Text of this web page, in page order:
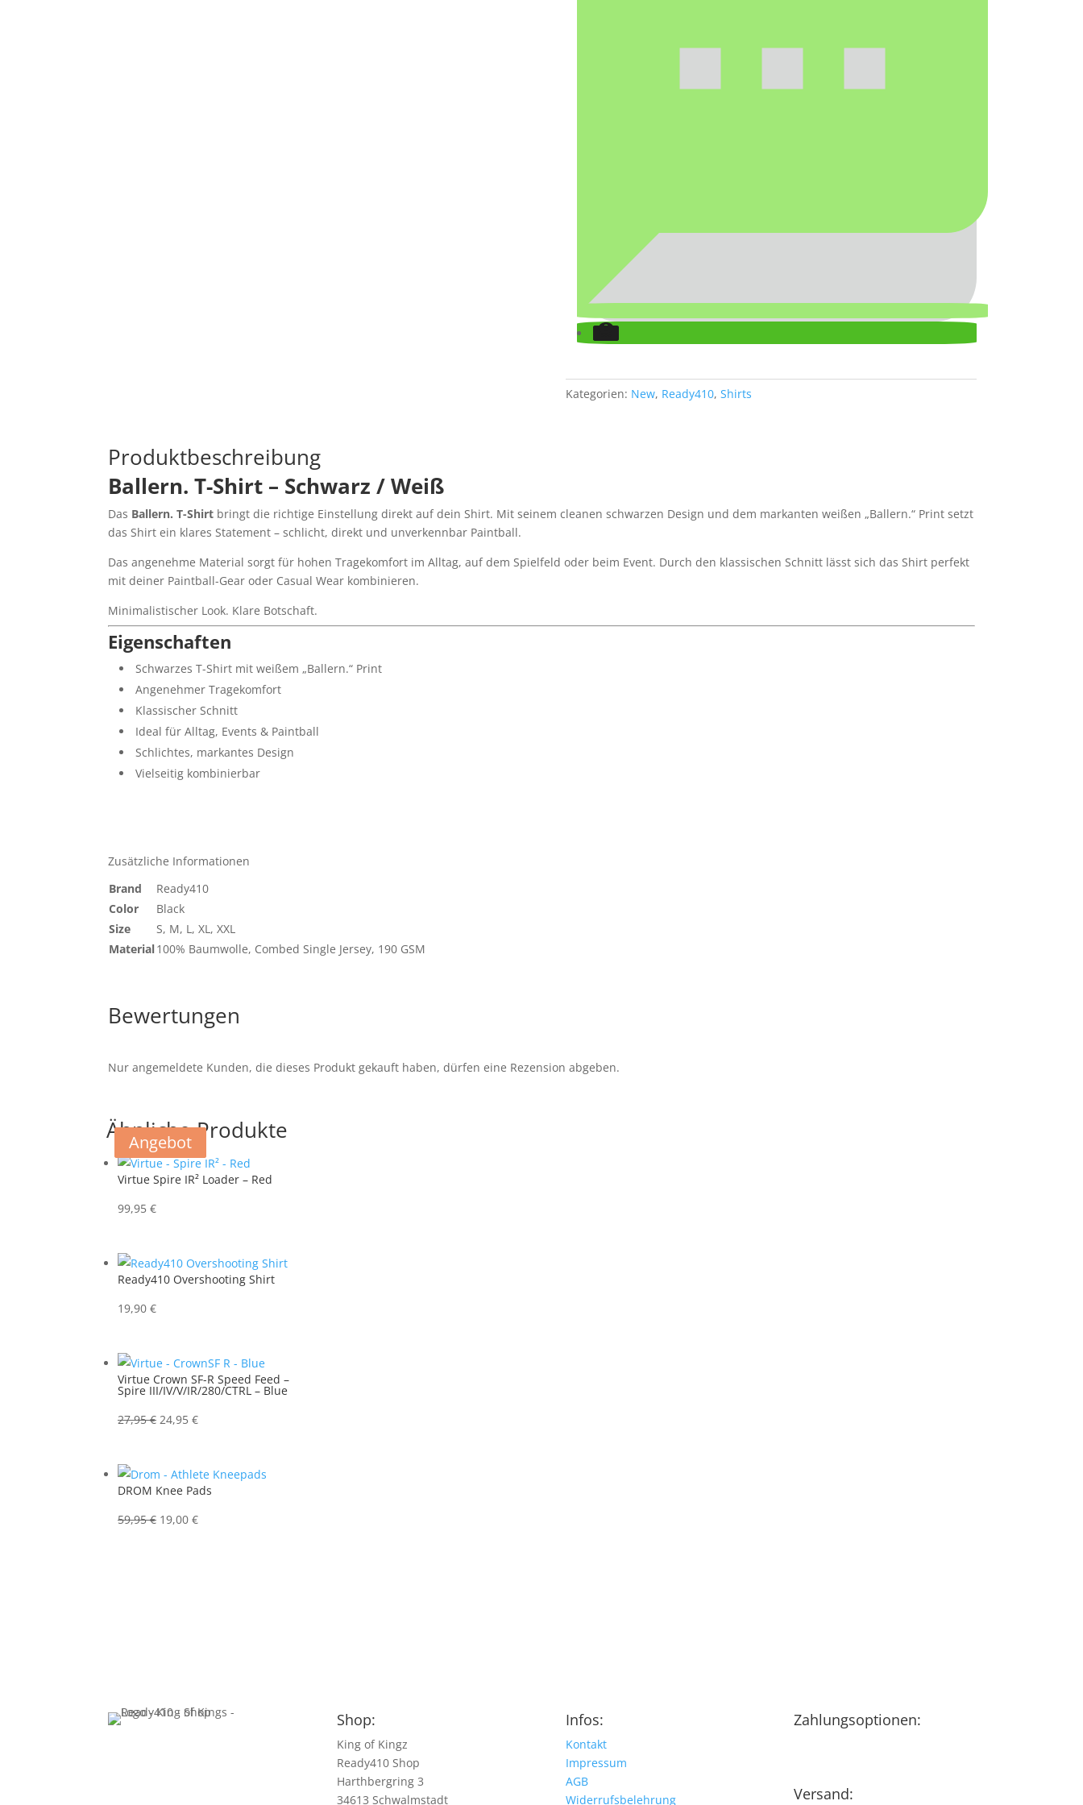
Kategorien: New, Ready410, Shirts
Produktbeschreibung
Ballern. T-Shirt – Schwarz / Weiß
Das Ballern. T-Shirt bringt die richtige Einstellung direkt auf dein Shirt. Mit seinem cleanen schwarzen Design und dem markanten weißen „Ballern.“ Print setzt
das Shirt ein klares Statement – schlicht, direkt und unverkennbar Paintball.
Das angenehme Material sorgt für hohen Tragekomfort im Alltag, auf dem Spielfeld oder beim Event. Durch den klassischen Schnitt lässt sich das Shirt perfekt
mit deiner Paintball-Gear oder Casual Wear kombinieren.
Minimalistischer Look. Klare Botschaft.
Eigenschaften
Schwarzes T-Shirt mit weißem „Ballern.“ Print
Angenehmer Tragekomfort
Klassischer Schnitt
Ideal für Alltag, Events & Paintball
Schlichtes, markantes Design
Vielseitig kombinierbar
Zusätzliche Informationen
Brand
Ready410
Color
Black
Size
S, M, L, XL, XXL
Material100% Baumwolle, Combed Single Jersey, 190 GSM
Bewertungen
Nur angemeldete Kunden, die dieses Produkt gekauft haben, dürfen eine Rezension abgeben.
Ähnliche Produkte
Virtue Spire IR² Loader – Red
99,95 €
Ready410 Overshooting Shirt
19,90 €
Angebot
Virtue Crown SF-R Speed Feed –
Spire III/IV/V/IR/280/CTRL – Blue
27,95€ Ursprünglicher
27,95 €
24,95 €Aktueller
24,95 €.
Angebot
DROM Knee Pads
59,95€ Ursprünglicher
19,00 €Aktueller
Shop:
King of Kingz
Ready410 Shop
Harthbergring 3
34613 Schwalmstadt
Infos:
Kontakt
Impressum
AGB
Widerrufsbelehrung
Zahlungsoptionen:
Versand: